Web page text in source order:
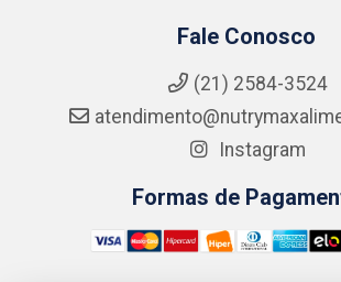
Fale Conosco
(21) 2584-3524
Instagram
Formas de